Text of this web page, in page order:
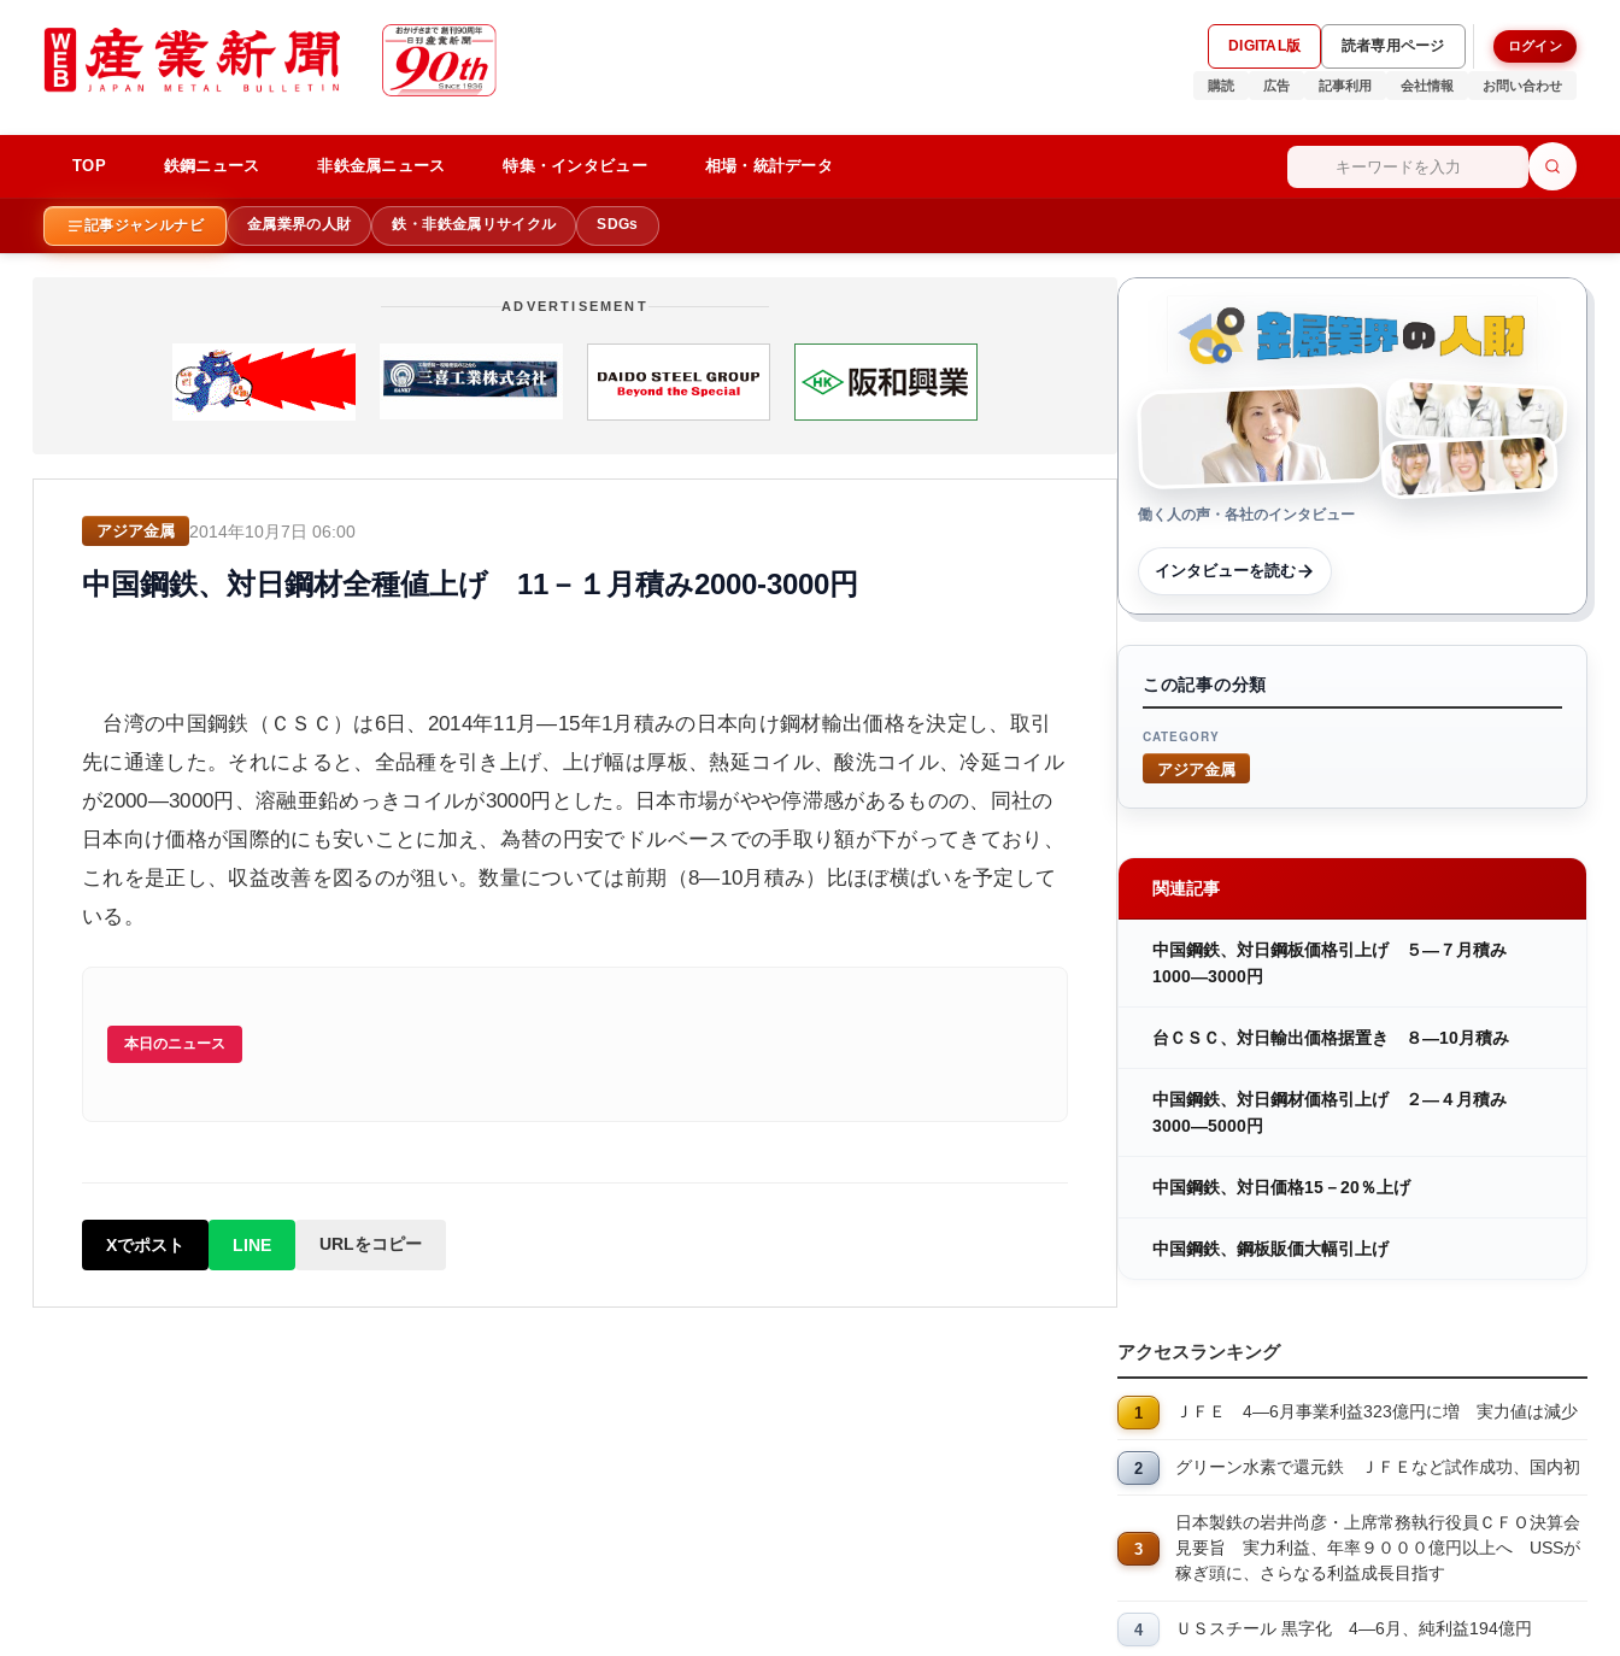
DIGITAL版 読者専用ページ ログイン
購読 広告 記事利用 会社情報 お問い合わせ
TOP 鉄鋼ニュース 非鉄金属ニュース 特集・インタビュー 相場・統計データ
記事ジャンルナビ 金属業界の人財 鉄・非鉄金属リサイクル SDGs
ADVERTISEMENT
アジア金属 2014年10月7日 06:00
中国鋼鉄、対日鋼材全種値上げ 11－１月積み2000-3000円
台湾の中国鋼鉄（ＣＳＣ）は6日、2014年11月―15年1月積みの日本向け鋼材輸出価格を決定し、取引
先に通達した。それによると、全品種を引き上げ、上げ幅は厚板、熱延コイル、酸洗コイル、冷延コイル
が2000―3000円、溶融亜鉛めっきコイルが3000円とした。日本市場がやや停滞感があるものの、同社の
日本向け価格が国際的にも安いことに加え、為替の円安でドルベースでの手取り額が下がってきており、
これを是正し、収益改善を図るのが狙い。数量については前期（8―10月積み）比ほぼ横ばいを予定して
いる。
本日のニュース
Xでポスト LINE URLをコピー
働く人の声・各社のインタビュー
インタビューを読む
この記事の分類
CATEGORY
アジア金属
関連記事
中国鋼鉄、対日鋼板価格引上げ ５―７月積み
1000―3000円
台ＣＳＣ、対日輸出価格据置き ８―10月積み
中国鋼鉄、対日鋼材価格引上げ ２―４月積み
3000―5000円
中国鋼鉄、対日価格15－20％上げ
中国鋼鉄、鋼板販価大幅引上げ
アクセスランキング
ＪＦＥ 4―6月事業利益323億円に増 実力値は減少
グリーン水素で還元鉄 ＪＦＥなど試作成功、国内初
日本製鉄の岩井尚彦・上席常務執行役員ＣＦＯ決算会
見要旨 実力利益、年率９０００億円以上へ USSが
稼ぎ頭に、さらなる利益成長目指す
ＵＳスチール 黒字化 4―6月、純利益194億円